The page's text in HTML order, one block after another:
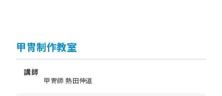
甲冑制作教室
講師
甲冑師 熱田伸道